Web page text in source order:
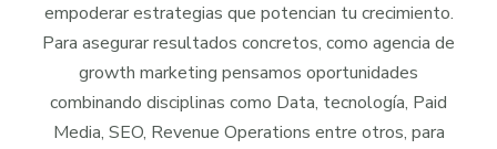
empoderar estrategias que potencian tu crecimiento.
Para asegurar resultados concretos, como agencia de
growth marketing pensamos oportunidades
combinando disciplinas como Data, tecnología, Paid
Media, SEO, Revenue Operations entre otros, para